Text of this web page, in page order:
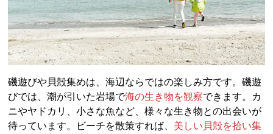
磯遊びや貝殻集めは、海辺ならではの楽しみ方です。磯遊
びでは、潮が引いた岩場で海の生き物を観察できます。カ
ニやヤドカリ、小さな魚など、様々な生き物との出会いが
待っています。ビーチを散策すれば、 美しい貝殻を拾い集